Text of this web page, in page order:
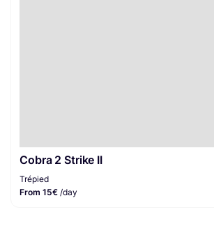
Cobra 2 Strike II
Trépied
From 15€ /day